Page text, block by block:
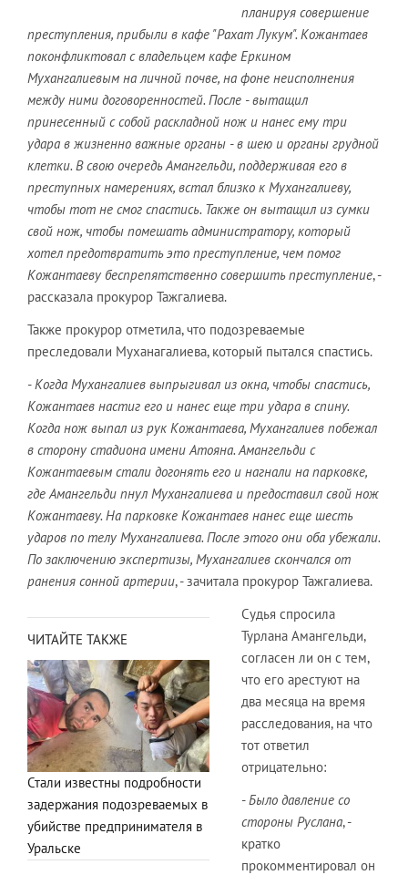
планируя совершение
преступления, прибыли в кафе "Рахат Лукум". Кожантаев
поконфликтовал с владельцем кафе Еркином
Мухангалиевым на личной почве, на фоне неисполнения
между ними договоренностей. После - вытащил
принесенный с собой раскладной нож и нанес ему три
удара в жизненно важные органы - в шею и органы грудной
клетки. В свою очередь Амангельди, поддерживая его в
преступных намерениях, встал близко к Мухангалиеву,
чтобы тот не смог спастись. Также он вытащил из сумки
свой нож, чтобы помешать администратору, который
хотел предотвратить это преступление, чем помог
Кожантаеву беспрепятственно совершить преступление, -
рассказала прокурор Тажгалиева.
Также прокурор отметила, что подозреваемые
преследовали Муханагалиева, который пытался спастись.
- Когда Мухангалиев выпрыгивал из окна, чтобы спастись,
Кожантаев настиг его и нанес еще три удара в спину.
Когда нож выпал из рук Кожантаева, Мухангалиев побежал
в сторону стадиона имени Атояна. Амангельди с
Кожантаевым стали догонять его и нагнали на парковке,
где Амангельди пнул Мухангалиева и предоставил свой нож
Кожантаеву. На парковке Кожантаев нанес еще шесть
ударов по телу Мухангалиева. После этого они оба убежали.
По заключению экспертизы, Мухангалиев скончался от
ранения сонной артерии, - зачитала прокурор Тажгалиева.
ЧИТАЙТЕ ТАКЖЕ
Стали известны подробности
задержания подозреваемых в
убийстве предпринимателя в
Уральске
Судья спросила
Турлана Амангельди,
согласен ли он с тем,
что его арестуют на
два месяца на время
расследования, на что
тот ответил
отрицательно:
-Было давление со
стороны Руслана, -
кратко
прокомментировал он